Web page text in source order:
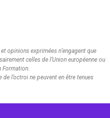
opinions exprimées n’engagent que
celles de l’Union européenne ou
Formation.
de l’octroi ne peuvent en être tenues